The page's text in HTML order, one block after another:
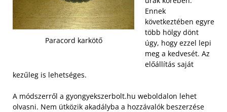
Paracord karkötő
Ennek
következtében egyre
több hölgy dönt
úgy, hogy ezzel lepi
meg a kedvesét. Az
előállítás saját
kezűleg is lehetséges.
A módszerről a gyongyekszerbolt.hu weboldalon lehet
olvasni. Nem ütközik akadályba a hozzávalók beszerzése